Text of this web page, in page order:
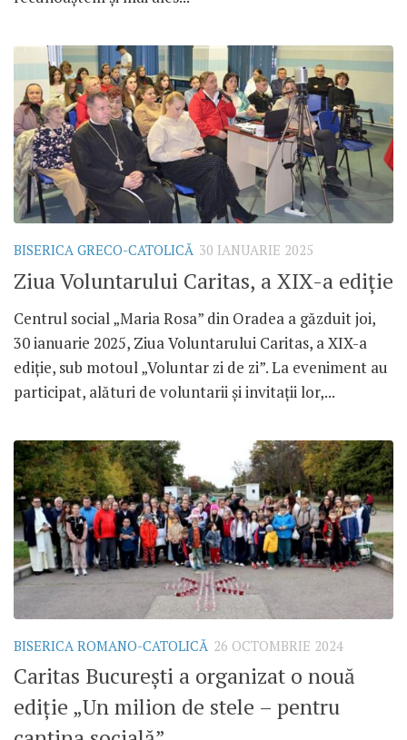
BISERICA GRECO-CATOLICĂ 30 IANUARIE 2025
Ziua Voluntarului Caritas, a XIX-a ediție
Centrul social „Maria Rosa” din Oradea a găzduit joi,
30 ianuarie 2025, Ziua Voluntarului Caritas, a XIX-a
ediție, sub motoul „Voluntar zi de zi”. La eveniment au
participat, alături de voluntarii și invitații lor,...
BISERICA ROMANO-CATOLICĂ 26 OCTOMBRIE 2024
Caritas București a organizat o nouă
ediție „Un milion de stele – pentru